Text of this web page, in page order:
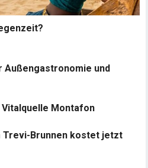
und
Montafon
Trevi-Brunnen kostet jetzt